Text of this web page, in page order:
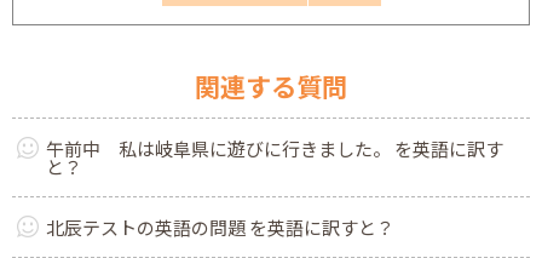
関連する質問
午前中 私は岐阜県に遊びに行きました。 を英語に訳す
と？
北辰テストの英語の問題 を英語に訳すと？